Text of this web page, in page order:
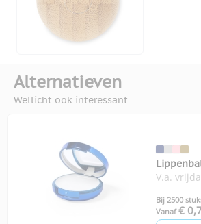
Alternatieven
Wellicht ook interessant
V.a.
Bij 2500
Vanaf €